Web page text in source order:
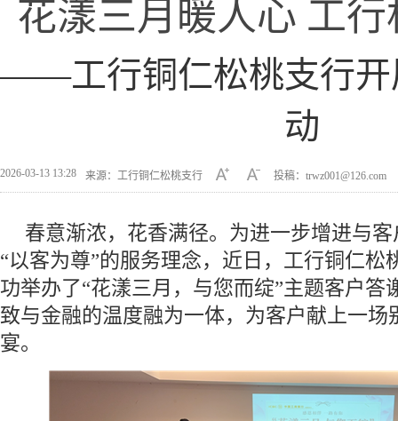
花漾三月暖人心 工
——工行铜仁松桃支行开
动
2026-03-13 13:28 来源：工行铜仁松桃支行 投稿：trwz001@126.com
春意渐浓，花香满径。为进一步增进与
“以客为尊”的服务理念，近日，工行铜仁松
功举办了“花漾三月，与您而绽”主题客户答
致与金融的温度融为一体，为客户献上一场
宴。